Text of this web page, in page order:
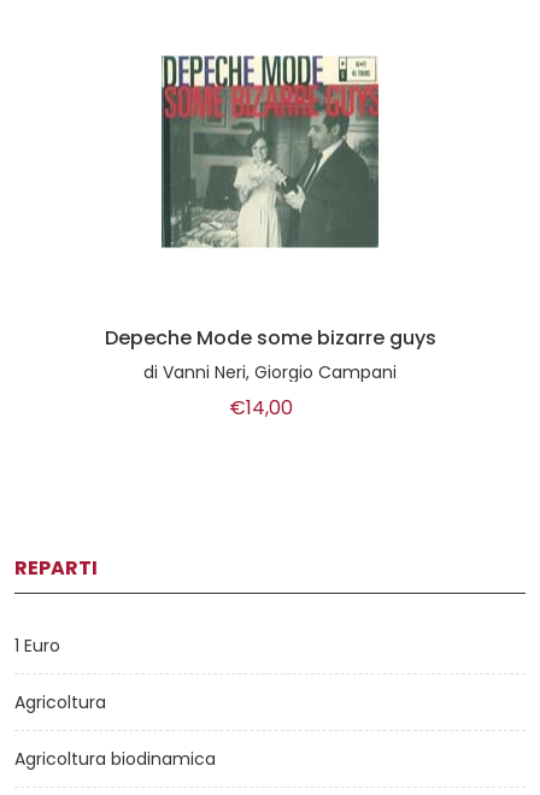
Depeche Mode some bizarre guys
di Vanni Neri, Giorgio Campani
€14,00
REPARTI
1 Euro
Agricoltura
Agricoltura biodinamica